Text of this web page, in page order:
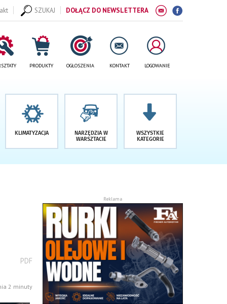
DOŁĄCZ DO NEWSLETTERA
SZUKAJ
PRODUKTY OGŁOSZENIA KONTAKT LOGOWANIE
KLIMATYZACJA
NARZĘDZIA W
WARSZTACIE
WSZYSTKIE
KATEGORIE
wydrukuj
podstronę
PDF
2 minuty
Reklama